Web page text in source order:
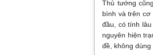
Thủ tướng
bình và trên cơ
đầu, có tính
nguyên hiện
đề, không dùng